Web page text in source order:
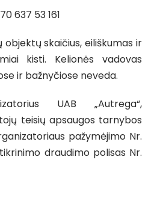
637 53 161
objektų skaičius, eiliškumas ir
kisti. Kelionės vadovas
ir bažnyčiose neveda.
UAB „Autrega“,
teisių apsaugos tarnybos
pažymėjimo Nr.
draudimo polisas Nr.